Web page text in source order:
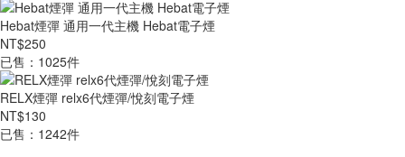
Hebat煙彈 通用一代主機 Hebat電子煙
NT$250
已售：1025件
RELX煙彈 relx6代煙彈/悅刻電子煙
NT$130
已售：1242件